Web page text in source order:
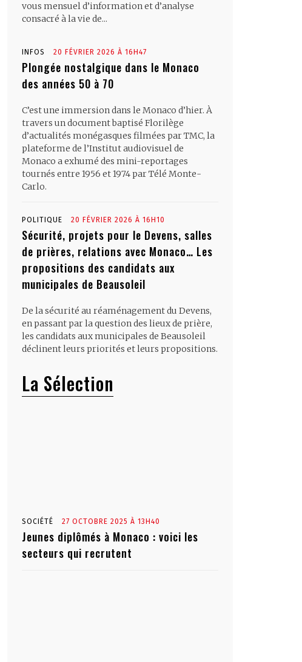
vous mensuel d’information et d’analyse
consacré à la vie de...
INFOS 20 FÉVRIER 2026 À 16H47
Plongée nostalgique dans le Monaco
des années 50 à 70
C’est une immersion dans le Monaco d’hier. À
travers un document baptisé Florilège
d’actualités monégasques filmées par TMC, la
plateforme de l’Institut audiovisuel de
Monaco a exhumé des mini-reportages
tournés entre 1956 et 1974 par Télé Monte-
Carlo.
POLITIQUE 20 FÉVRIER 2026 À 16H10
Sécurité, projets pour le Devens, salles
de prières, relations avec Monaco… Les
propositions des candidats aux
municipales de Beausoleil
De la sécurité au réaménagement du Devens,
en passant par la question des lieux de prière,
les candidats aux municipales de Beausoleil
déclinent leurs priorités et leurs propositions.
La Sélection
SOCIÉTÉ 27 OCTOBRE 2025 À 13H40
Jeunes diplômés à Monaco : voici les
secteurs qui recrutent